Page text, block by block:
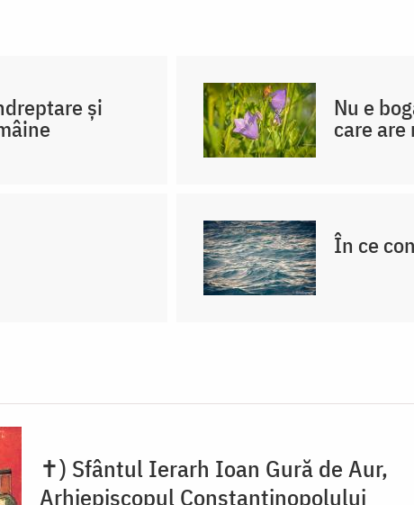
și Nu e
care
În ce
✝) Sfântul Ierarh Ioan Gură de Aur,
Arhiepiscopul Constantinopolului